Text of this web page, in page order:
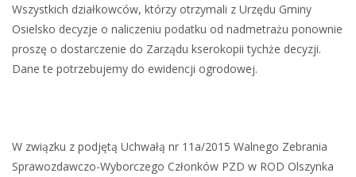
Wszystkich działkowców, którzy otrzymali z Urzędu Gminy
Osielsko decyzje o naliczeniu podatku od nadmetrażu ponownie
proszę o dostarczenie do Zarządu kserokopii tychże decyzji.
Dane te potrzebujemy do ewidencji ogrodowej.
W związku z podjętą Uchwałą nr 11a/2015 Walnego Zebrania
Sprawozdawczo-Wyborczego Członków PZD w ROD Olszynka